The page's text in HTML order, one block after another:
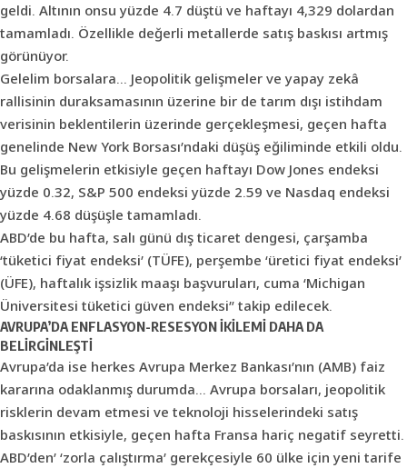
geldi. Altının onsu yüzde 4.7 düştü ve haftayı 4,329 dolardan
tamamladı. Özellikle değerli metallerde satış baskısı artmış
görünüyor.
Gelelim borsalara… Jeopolitik gelişmeler ve yapay zekâ
rallisinin duraksamasının üzerine bir de tarım dışı istihdam
verisinin beklentilerin üzerinde gerçekleşmesi, geçen hafta
genelinde New York Borsası’ndaki düşüş eğiliminde etkili oldu.
Bu gelişmelerin etkisiyle geçen haftayı Dow Jones endeksi
yüzde 0.32, S&P 500 endeksi yüzde 2.59 ve Nasdaq endeksi
yüzde 4.68 düşüşle tamamladı.
ABD’de bu hafta, salı günü dış ticaret dengesi, çarşamba
‘tüketici fiyat endeksi’ (TÜFE), perşembe ‘üretici fiyat endeksi’
(ÜFE), haftalık işsizlik maaşı başvuruları, cuma ‘Michigan
Üniversitesi tüketici güven endeksi” takip edilecek.
AVRUPA’DA ENFLASYON-RESESYON İKİLEMİ DAHA DA
BELİRGİNLEŞTİ
Avrupa’da ise herkes Avrupa Merkez Bankası’nın (AMB) faiz
kararına odaklanmış durumda… Avrupa borsaları, jeopolitik
risklerin devam etmesi ve teknoloji hisselerindeki satış
baskısının etkisiyle, geçen hafta Fransa hariç negatif seyretti.
ABD’den’ ‘zorla çalıştırma’ gerekçesiyle 60 ülke için yeni tarife